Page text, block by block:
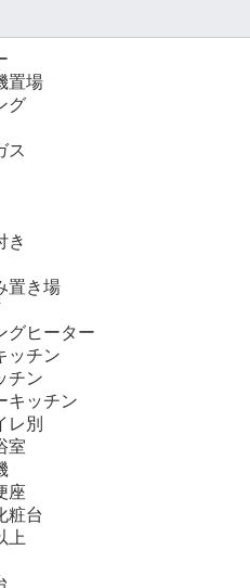
置場
グ
ス
き
置き場
グヒーター
ッチン
チン
キッチン
レ別
室
座
粧台
上